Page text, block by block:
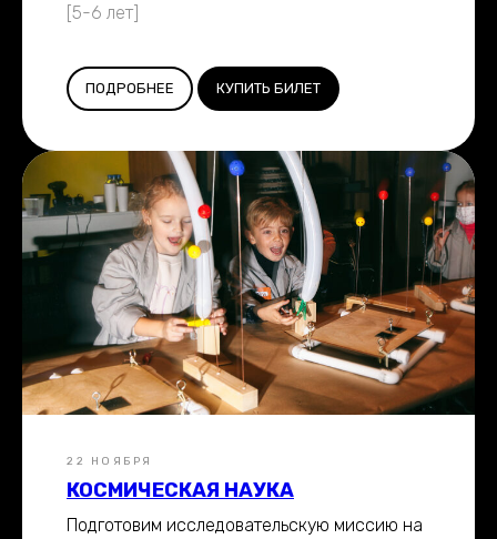
[5-6 лет]
ПОДРОБНЕЕ КУПИТЬ БИЛЕТ
22 НОЯБРЯ
КОСМИЧЕСКАЯ НАУКА
Подготовим исследовательскую миссию на